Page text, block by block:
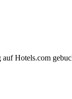
Hotels.com